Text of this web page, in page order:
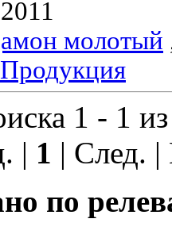
молотый
Продукция
1 - 1
| 1 | След.
по